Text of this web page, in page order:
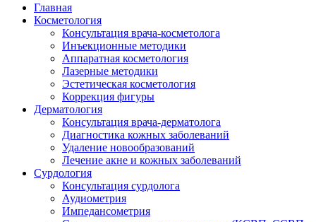
Главная
Косметология
Консультация врача-косметолога
Инъекционные методики
Аппаратная косметология
Лазерные методики
Эстетическая косметология
Коррекция фигуры
Дерматология
Консультация врача-дерматолога
Диагностика кожных заболеваний
Удаление новообразований
Лечение акне и кожных заболеваний
Сурдология
Консультация сурдолога
Аудиометрия
Импедансометрия